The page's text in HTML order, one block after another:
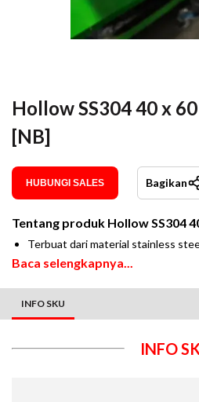
Hollow SS304 40 x
[NB]
HUBUNGI SALES Bagikan
Tentang produk Hollow SS304
Terbuat dari material stainless
Baca selengkapnya...
INFO SKU
INFO